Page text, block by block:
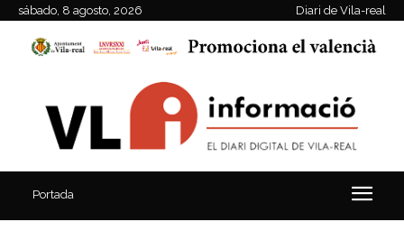
sábado, 8 agosto, 2026 Diari de Vila-real
Portada